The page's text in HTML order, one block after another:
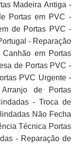
Madeira Antiga -
Portas em PVC -
de Portas PVC -
- Reparação
em Portas
de Portas PVC -
PVC Urgente -
de Portas
- Troca de
Não Fecha
Técnica Portas
- Reparação de